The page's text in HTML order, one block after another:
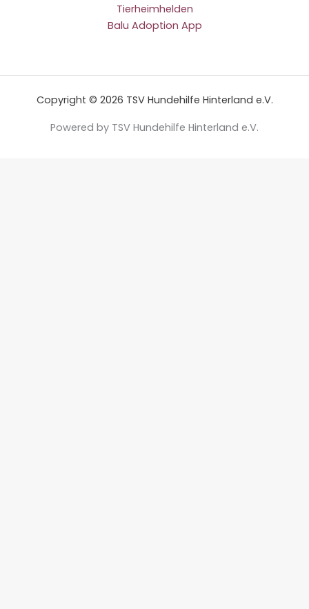
Tierheimhelden
Balu Adoption App
Copyright © 2026 TSV Hundehilfe Hinterland e.V.
Powered by TSV Hundehilfe Hinterland e.V.